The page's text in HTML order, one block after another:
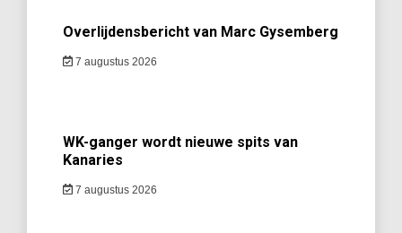
Overlijdensbericht van Marc Gysemberg
7 augustus 2026
WK-ganger wordt nieuwe spits van
Kanaries
7 augustus 2026